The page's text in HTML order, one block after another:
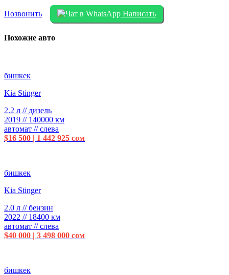
Позвонить Написать
Похожие авто
бишкек
Kia Stinger
2.2 л // дизель
2019 // 140000 км
автомат // слева
$16 500 | 1 442 925 сом
бишкек
Kia Stinger
2.0 л // бензин
2022 // 18400 км
автомат // слева
$40 000 | 3 498 000 сом
бишкек